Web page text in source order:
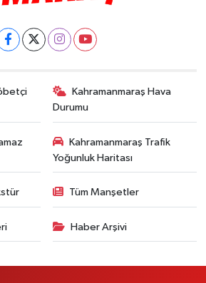
Kahramanmaraş Hava
Durumu
Kahramanmaraş Trafik
Yoğunluk Haritası
Tüm Manşetler
Haber Arşivi